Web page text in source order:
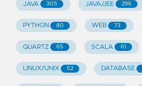
JAVA 305 JAVA/JEE 296
PYTHON 80 WEB 73
QUARTZ 65 SCALA 61
LINUX/UNIX 52 DATABASE